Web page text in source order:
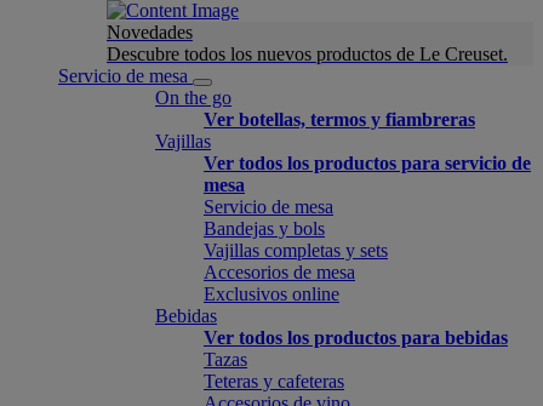
Novedades
Descubre todos los nuevos productos de Le Creuset.
Servicio de mesa
On the go
Ver botellas, termos y fiambreras
Vajillas
Ver todos los productos para servicio de
mesa
Servicio de mesa
Bandejas y bols
Vajillas completas y sets
Accesorios de mesa
Exclusivos online
Bebidas
Ver todos los productos para bebidas
Tazas
Teteras y cafeteras